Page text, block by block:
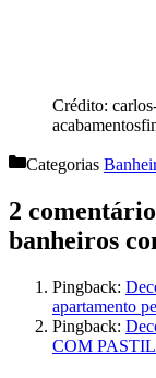
Crédito:
Categorias
2
banheiros
Pingback:
apartamento
Pingback:
COM